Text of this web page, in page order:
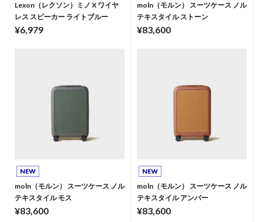
Lexon（レクソン）ミノ X ワイヤ
レス スピーカー ライトブルー
¥6,979
moln（モルン） スーツケース ノル
テキスタイル ストーン
¥83,600
moln（モルン） スーツケース ノル
テキスタイル モス
¥83,600
moln（モルン） スーツケース ノル
テキスタイル アンバー
¥83,600